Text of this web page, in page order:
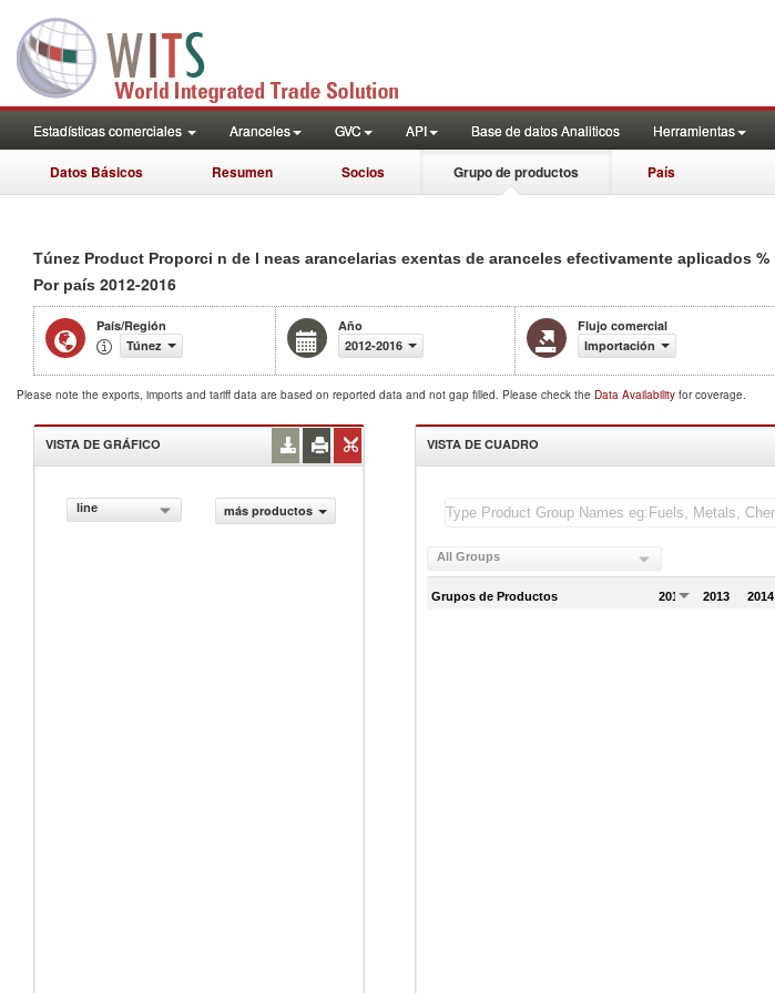
Estadísticas comerciales Aranceles GVC API Base de datos Analiticos Herramientas
Datos Básicos Resumen Socios Grupo de productos País
Túnez Product Proporci n de l neas arancelarias exentas de aranceles efectivamente aplicados %
Por país 2012-2016
País/Región
Túnez
Año
2012-2016
Flujo comercial
Importación
Please note the exports, imports and tariff data are based on reported data and not gap filled. Please check the Data Availability for coverage.
VISTA DE GRÁFICO
line más productos
VISTA DE CUADRO
All Groups
Grupos de Productos 2012 2013 2014